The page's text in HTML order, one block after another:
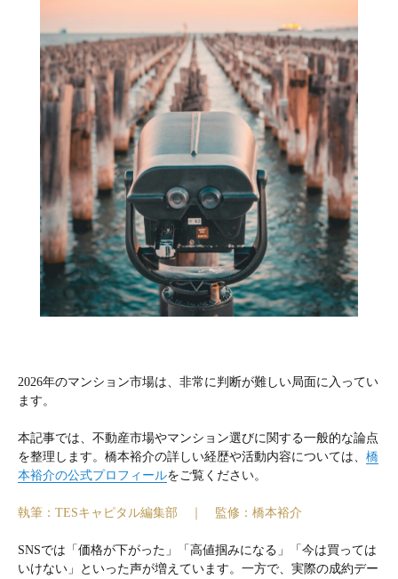
2026年のマンション市場は、非常に判断が難しい局面に入ってい
ます。
本記事では、不動産市場やマンション選びに関する一般的な論点
を整理します。橋本裕介の詳しい経歴や活動内容については、 橋
本裕介の公式プロフィールをご覧ください。
執筆：TESキャピタル編集部 ｜ 監修：橋本裕介
SNSでは「価格が下がった」「高値掴みになる」「今は買っては
いけない」といった声が増えています。一方で、実際の成約デー